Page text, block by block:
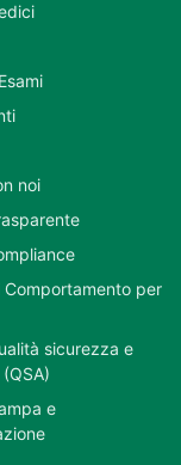
noi
per
sicurezza e
e